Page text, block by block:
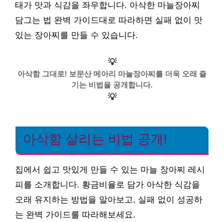
태가 맛과 식감을 좌우합니다. 아삭한 마늘장아찌
담그는 법 완벽 가이드대로 따라하면 실패 없이 맛
있는 장아찌를 만들 수 있습니다.
💡
아삭함 그대로! 보문산 메아리 마늘장아찌를 더욱 오래 즐
기는 비법을 공개합니다.
💡
아삭함 살리는 비법 공개!
집에서 쉽고 맛있게 만들 수 있는 마늘 장아찌 레시
피를 소개합니다. 황금비율로 담가 아삭한 식감을
오래 유지하는 방법을 알아보고, 실패 없이 성공하
는 완벽 가이드를 따라해보세요.